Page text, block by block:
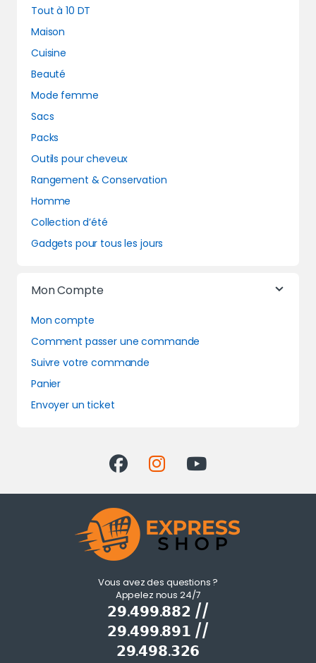
Tout à 10 DT
Maison
Cuisine
Beauté
Mode femme
Sacs
Packs
Outils pour cheveux
Rangement & Conservation
Homme
Collection d’été
Gadgets pour tous les jours
Mon Compte
Mon compte
Comment passer une commande
Suivre votre commande
Panier
Envoyer un ticket
Vous avez des questions ?
Appelez nous 24/7
𝟮𝟵.𝟰𝟵𝟵.𝟴𝟴𝟮 //
𝟮𝟵.𝟰𝟵𝟵.𝟴𝟵𝟭 //
𝟮𝟵.𝟰𝟵𝟴.𝟯𝟮𝟲